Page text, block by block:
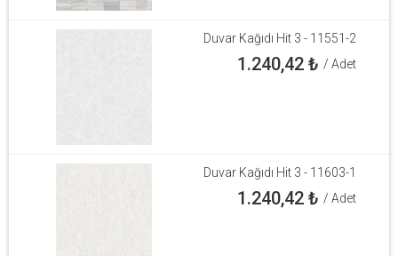
Duvar Kağıdı Hit 3 - 11551-2
1.240,42₺ / Adet
Duvar Kağıdı Hit 3 - 11603-1
1.240,42₺ / Adet